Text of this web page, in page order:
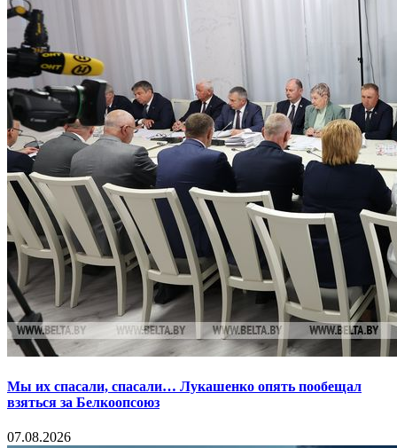
Мы их спасали, спасали… Лукашенко опять пообещал
взяться за Белкоопсоюз
07.08.2026